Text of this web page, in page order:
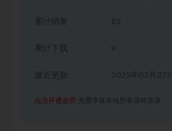
累计销量 85
累计下载 9
2025年03月27日
点击开通会员 免费享有本站所有课程资源